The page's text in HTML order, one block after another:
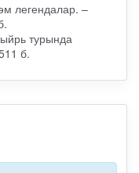
легендалар. –
турында
б.